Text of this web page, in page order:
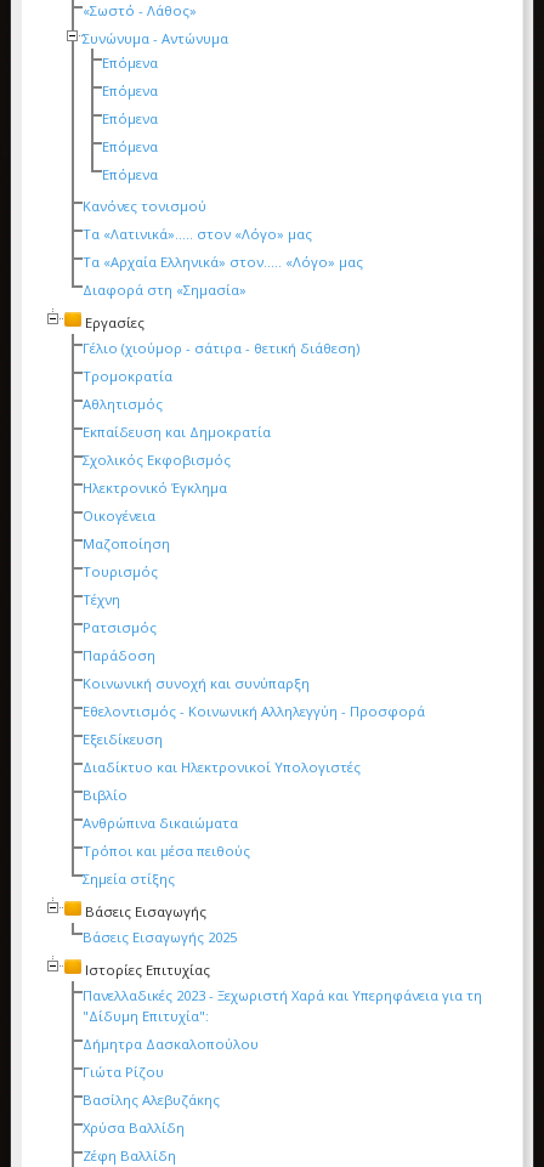
«Σωστό - Λάθος»
Συνώνυμα - Αντώνυμα
Επόμενα
Επόμενα
Επόμενα
Επόμενα
Επόμενα
Κανόνες τονισμού
Τα «Λατινικά»….. στον «Λόγο» μας
Τα «Αρχαία Ελληνικά» στον….. «Λόγο» μας
Διαφορά στη «Σημασία»
Εργασίες
Γέλιο (χιούμορ - σάτιρα - θετική διάθεση)
Τρομοκρατία
Αθλητισμός
Εκπαίδευση και Δημοκρατία
Σχολικός Εκφοβισμός
Ηλεκτρονικό Έγκλημα
Οικογένεια
Μαζοποίηση
Τουρισμός
Τέχνη
Ρατσισμός
Παράδοση
Κοινωνική συνοχή και συνύπαρξη
Εθελοντισμός - Κοινωνική Αλληλεγγύη - Προσφορά
Εξειδίκευση
Διαδίκτυο και Ηλεκτρονικοί Υπολογιστές
Βιβλίο
Ανθρώπινα δικαιώματα
Τρόποι και μέσα πειθούς
Σημεία στίξης
Βάσεις Εισαγωγής
Βάσεις Εισαγωγής 2025
Ιστορίες Επιτυχίας
Πανελλαδικές 2023 - Ξεχωριστή Χαρά και Υπερηφάνεια για τη
"Δίδυμη Επιτυχία":
Δήμητρα Δασκαλοπούλου
Γιώτα Ρίζου
Βασίλης Αλεβυζάκης
Χρύσα Βαλλίδη
Ζέφη Βαλλίδη